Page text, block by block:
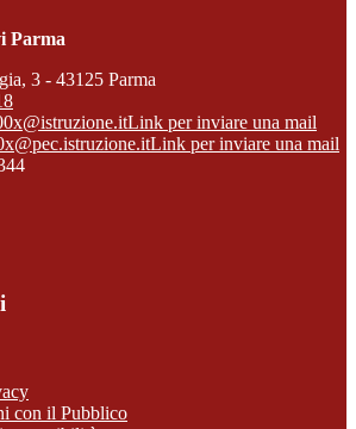
Parma
3 - 43125 Parma
Link per inviare una mail
Link per inviare una mail
con il Pubblico